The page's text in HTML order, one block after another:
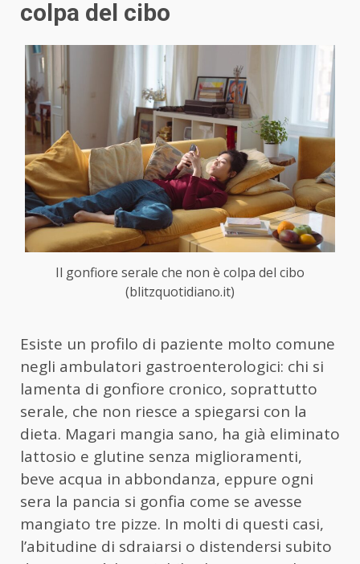
colpa del cibo
Il gonfiore serale che non è colpa del cibo
(blitzquotidiano.it)
Esiste un profilo di paziente molto comune
negli ambulatori gastroenterologici: chi si
lamenta di gonfiore cronico, soprattutto
serale, che non riesce a spiegarsi con la
dieta. Magari mangia sano, ha già eliminato
lattosio e glutine senza miglioramenti,
beve acqua in abbondanza, eppure ogni
sera la pancia si gonfia come se avesse
mangiato tre pizze. In molti di questi casi,
l’abitudine di sdraiarsi o distendersi subito